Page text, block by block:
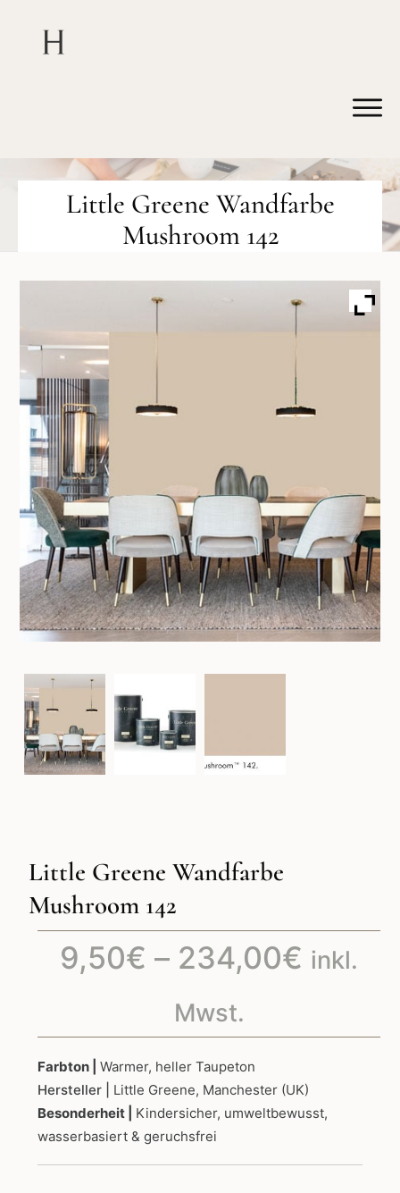
Little Greene Wandfarbe
Mushroom 142
Little Greene Wandfarbe
Mushroom 142
9,50€ – 234,00€ inkl.
Mwst.
Farbton | Warmer, heller Taupeton
Hersteller | Little Greene, Manchester (UK)
Besonderheit | Kindersicher, umweltbewusst,
wasserbasiert & geruchsfrei